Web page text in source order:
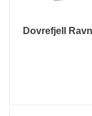
Dovrefjell